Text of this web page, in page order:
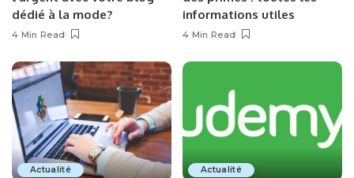
dédié à la mode?
4 Min Read
informations utiles
4 Min Read
Actualité Actualité